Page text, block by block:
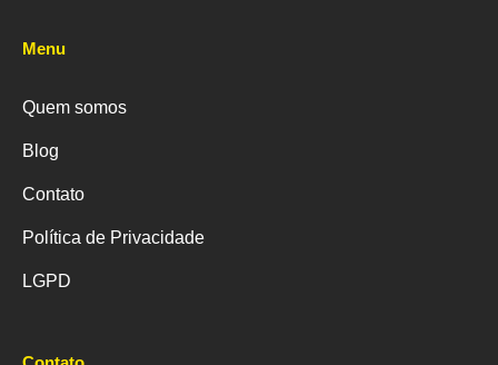
Menu
Quem somos
Blog
Contato
Política de Privacidade
LGPD